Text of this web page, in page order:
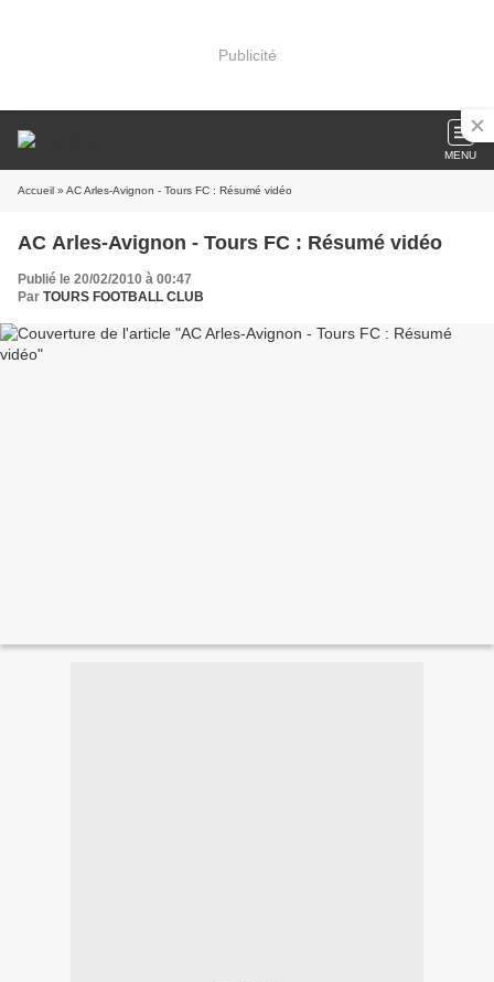
Publicité
MENU
Accueil » AC Arles-Avignon - Tours FC : Résumé vidéo
AC Arles-Avignon - Tours FC : Résumé vidéo
Publié le 20/02/2010 à 00:47
Par TOURS FOOTBALL CLUB